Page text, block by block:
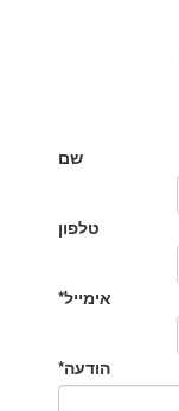
שם
טלפון
אימייל*
הודעה*